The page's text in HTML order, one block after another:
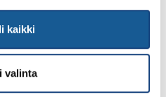
kaikki
valinta